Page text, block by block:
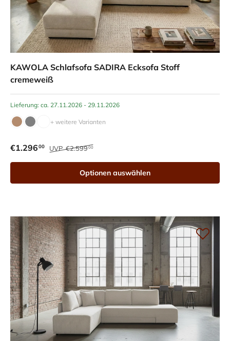
KAWOLA Schlafsofa SADIRA Ecksofa Stoff
cremeweiß
Lieferung: ca. 27.11.2026 - 29.11.2026
+ weitere Varianten
€1.29600 UVP€2.59900
Optionen auswählen